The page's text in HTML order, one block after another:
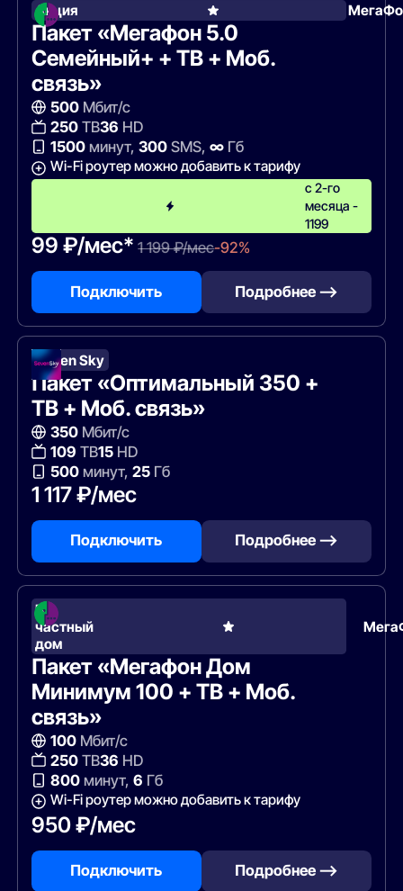
Акция
Пакет «Мегафон 5.0
Семейный+ + ТВ + Моб.
связь»
500Мбит/с
250ТВ36 HD
1500минут, 300SMS, ∞Гб
Wi-Fi роутер можно добавить к тарифу
с 2-го
месяца -
1199
99 ₽/мес* 1 199 ₽/мес-92%
Подключить Подробнее —>
Seven Sky
Пакет «Оптимальный 350 +
ТВ + Моб. связь»
350Мбит/с
109 ТВ15HD
500минут, 25Гб
1 117 ₽/мес
Подключить Подробнее —>
В
частный
дом
Пакет «Мегафон Дом
Минимум 100 + ТВ + Моб.
связь»
100Мбит/с
250ТВ36 HD
800минут, 6 Гб
Wi-Fi роутер можно добавить к тарифу
950 ₽/мес
Подключить Подробнее —>